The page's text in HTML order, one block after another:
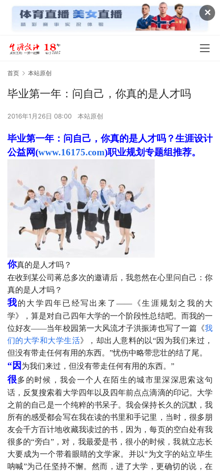
✕
首页 本站原创
毕业第一年：问自己，你真的是人才吗
2016年1月26日 08:00 本站原创
毕业第一年：问自己，你真的是人才吗？生涯设计
公益网(www.16175.com)职业规划专题组推荐。
你真的是人才吗？
在收到某公司蒋总多次的邀请后，我忽然在心里问自己：你
真的是人才吗？
我的大学四年已经写出来了——《生涯规划之我的大
学》，算是对自己四年大学的一个阶段性总结吧。而我的一
位好友——当年校园第一大风流才子洪振涛也写了一篇《我
们的大学和大学生活》，却出人意料的以“因为我们来过，
但没有带走任何有用的东西。”忧伤中略带悲壮的结了尾。
“因 为我们来过，但没有带走任何有用的东西。”
很多的时候，我会一个人在陌生的城市里深深思索这句
话，反复搜索着大学四年以及四年前点点滴滴的印记。大学
之前的自己是一个纯粹的书呆子。我会保持长久的沉默，我
所有的感受都会写在我在读的书里和手记里，当时，很多朋
友会千方百计地收藏我读过的书，因为，每页的空白处有我
很多的“旁白”，对，我最爱是书，很小的时候，我就立志长
大要成为一个带着眼睛的文学家。并以“为文字的站立毕生
呐喊”为己任坚持不懈。然而，进了大学，更确切的说，在